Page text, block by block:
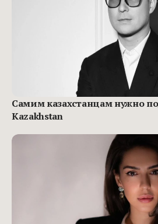
Самим казахстанцам нужно
Kazakhstan